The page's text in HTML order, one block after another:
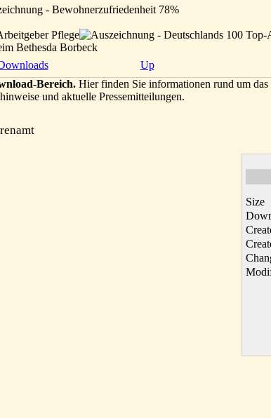
Bethesda Borbeck
Up
Bereich.Hier finden Sie informationen rund um das
und aktuelle Pressemitteilungen.
Size